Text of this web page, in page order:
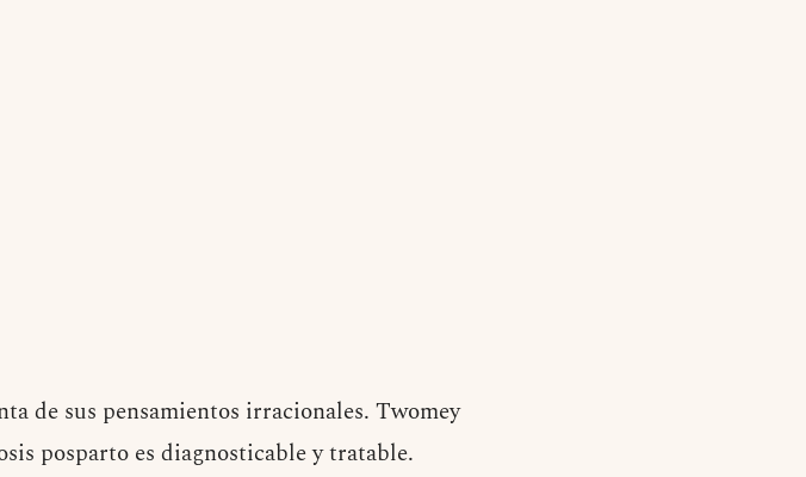
de sus pensamientos irracionales. Twomey
posparto es diagnosticable y tratable.